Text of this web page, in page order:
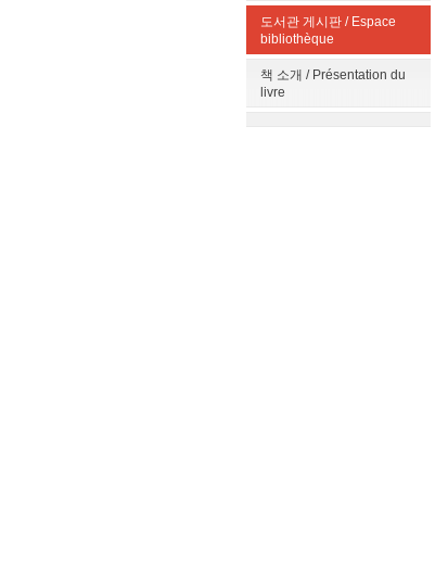
도서관 게시판 / Espace
bibliothèque
책 소개 / Présentation du
livre